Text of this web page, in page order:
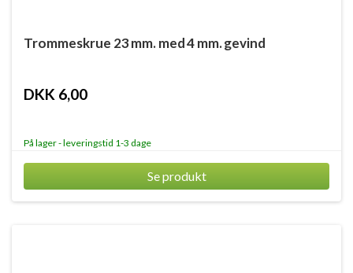
Trommeskrue 23 mm. med 4 mm. gevind
DKK 6,00
På lager - leveringstid 1-3 dage
Se produkt